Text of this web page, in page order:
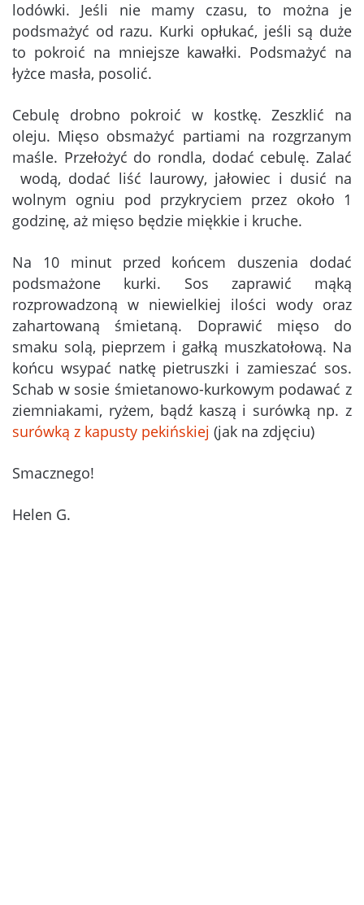
lodówki. Jeśli nie mamy czasu, to można je
podsmażyć od razu. Kurki opłukać, jeśli są duże
to pokroić na mniejsze kawałki. Podsmażyć na
łyżce masła, posolić.
Cebulę drobno pokroić w kostkę. Zeszklić na
oleju. Mięso obsmażyć partiami na rozgrzanym
maśle. Przełożyć do rondla, dodać cebulę. Zalać
wodą, dodać liść laurowy, jałowiec i dusić na
wolnym ogniu pod przykryciem przez około 1
godzinę, aż mięso będzie miękkie i kruche.
Na 10 minut przed końcem duszenia dodać
podsmażone kurki. Sos zaprawić mąką
rozprowadzoną w niewielkiej ilości wody oraz
zahartowaną śmietaną. Doprawić mięso do
smaku solą, pieprzem i gałką muszkatołową. Na
końcu wsypać natkę pietruszki i zamieszać sos.
Schab w sosie śmietanowo-kurkowym podawać z
ziemniakami, ryżem, bądź kaszą i surówką np. z
surówką z kapusty pekińskiej (jak na zdjęciu)
Smacznego!
Helen G.